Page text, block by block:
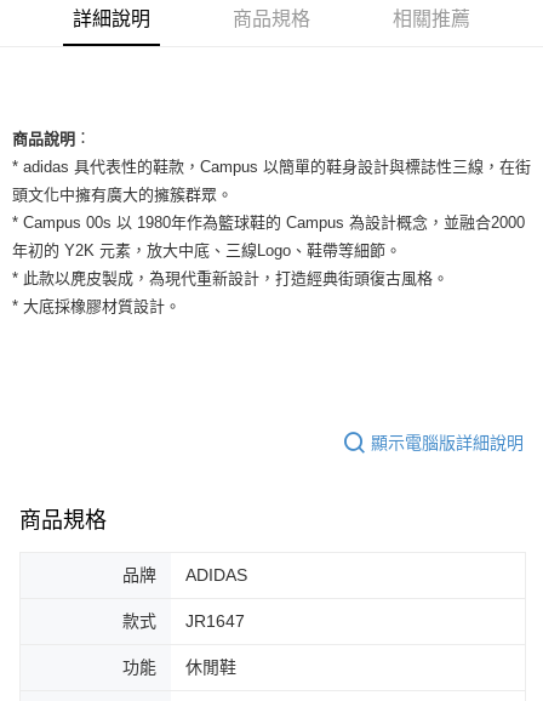
台灣樂天信用卡公司
AFTEE先享後付
便利好安心！
１．簡單：不需註冊會員、不需綁卡、不需儲值。
２．便利：只要手機號碼，簡訊認證，即可結帳。
３．安心：先確認商品／服務後，再付款。
【「AFTEE先享後付」結帳流程】
１．於結帳方式選擇「AFTEE先享後付」後，將跳轉至「AFTEE先享後付」
結帳頁面，進行簡訊認證並確認金額後，即可完成結帳。
２．訂單成立數日內，您將收到繳費通知簡訊。
※ 交易是否成功請以「AFTEE先享後付 」之結帳頁面顯示為準，若有關於
是否繳費成功／繳費後需取消欲退款等相關疑問，請聯繫「AFTEE先享後付
【注意事項】
易，需依本服務之必要範圍內提供個人資料，並將交易相關給付款項請求債
權轉讓予恩沛科技股份有限公司。
２．關於個人資料處理事宜，請瀏覽以下網址：
https://aftee.tw/terms/#terms3
「AFTEE先享後付」，若未經同意申辦者引起之損失，本公司不負相關責
運送方式
全家取貨付款
每筆NT$60，滿NT$1,500(含以上)免運費
付款後全家取貨
每筆NT$60，滿NT$1,500(含以上)免運費
宅配
詳細說明 商品規格 相關推薦
商品說明 ：
* adidas 具代表性的鞋款，Campus 以簡單的鞋身設計與標誌性三線，在街
頭文化中擁有廣大的擁簇群眾。
* Campus 00s 以 1980年作為籃球鞋的 Campus 為設計概念，並融合2000
年初的 Y2K 元素，放大中底、三線Logo、鞋帶等細節。
* 此款以麂皮製成，為現代重新設計，打造經典街頭復古風格。
* 大底採橡膠材質設計。
顯示電腦版詳細說明
商品規格
品牌 ADIDAS
款式 JR1647
功能 休閒鞋